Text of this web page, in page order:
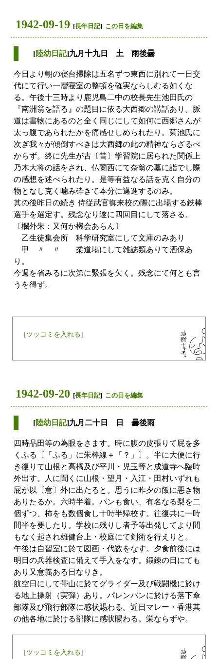
1942-09-19 [長年日記] この日を編集
[陸幼日記]九月十九日 土 雨後曇
今日より朝の寝台掃除は五名ずつ東西に別れて一日交
代にて行い一層寝室の整頓を確実ならしむる如くな
る。午後十三時より鹿児島二中の校長先生池田氏の
『南洲翁を語る』の題目に依る大西郷の講話あり。脈
道は書物にあるのと全く同じにして如何に西郷さんが
太っ腹であられたかを痛感せしめられたり。菊池氏に
次ぎ我々が傾倒すべきは大西郷の此の精神ならざるべ
からず。終に先生が古〔昔〕学習院に居られた関係上
乃木大将の話をされ、仏蘭西にて奈翁の墓に詣でし際
の感想を述べられたり。是等有益なる話を克く自分の
物となし克く噛み砕きて本分に邁進するのみ。
其の後昨日の続き 侍従武官御来校の際に出場する鉄棒
選手を選定す。残念なり遂に四回目にして落さる。
〔欄外朱：又何か機会あらん〕
乙生徒集会所 科学研究室にして文庫のみあり
甲 〃 〃 柔道場にして雑誌類ありて酒保あ
り。
今週を省みるに次第に緊張を欠く。残念にて何とも言
うを得ず。
[ツッコミを入れる]
1942-09-20 [長年日記] この日を編集
[陸幼日記]九月二十日 日 曇後雨
四時品田等の為眼をさます。時に腹の皮張りて屁を多
くふる〔「ふる」に朱棒線＋「？」〕。半に大便に行
き復りて山根と高橋及び平川・児玉等と成道寺へ臨時
外出す。人に聞くに山根・望月・入江・田村いずれも
屁が以〔意〕外に出たると。思うに昨夕の飯に悪き物
ありたるか。六時半着。パンも食い、有名なる梨を二
個ずつ、柿をも数個食し十時半帰校す。往復共に一時
間半を要したり。学校に残りし者予等出発してより間
もなく起され雄健台上・校庭にて剣術を行えりと。
午後は自習室に於て図画・代数をなす。夕食前後には
明日の兵器検査に備えて手入をなす。鍛錬の日にても
あり又意義ある日なりき。
航空日にして帯山に於てグライダー及び戦闘機に於け
る地上操射（実弾）あり。パレンバンに於ける落下傘
部隊及び飛行部隊に感状賜わる。近日マレー・香港其
の他各地に於ける部隊に感状賜わる。栄ならずや。
[ツッコミを入れる]